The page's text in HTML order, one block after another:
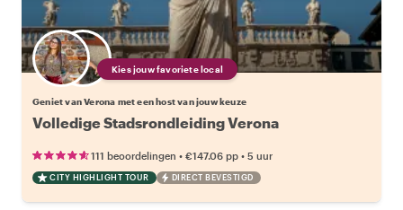
Kies jouw favoriete local
Geniet van Verona met een host van jouw keuze
Volledige Stadsrondleiding Verona
111 beoordelingen • €147.06 pp • 5 uur
CITY HIGHLIGHT TOUR DIRECT BEVESTIGD